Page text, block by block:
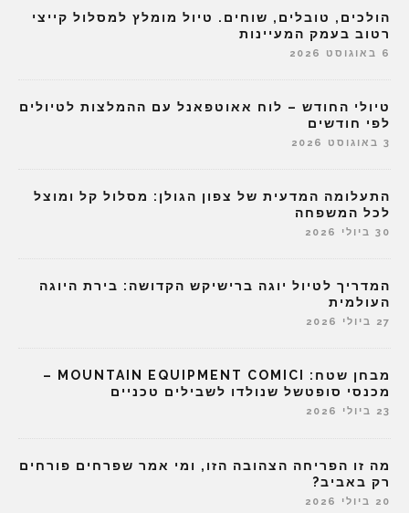
הולכים, טובלים, שוחים. טיול מומלץ למסלול קייצי
רטוב בעמק המעיינות
6 באוגוסט 2026
טיולי החודש – לוח אאוטפאנל עם ההמלצות לטיולים
לפי חודשים
3 באוגוסט 2026
התעלומה המדעית של צפון הגולן: מסלול קל ומוצל
לכל המשפחה
30 ביולי 2026
המדריך לטיול יוגה ברישיקש הקדושה: בירת היוגה
העולמית
27 ביולי 2026
מבחן שטח: MOUNTAIN EQUIPMENT COMICI –
מכנסי סופטשל שנולדו לשבילים טכניים
23 ביולי 2026
מה זו הפריחה הצהובה הזו, ומי אמר שפרחים פורחים
רק באביב?
20 ביולי 2026